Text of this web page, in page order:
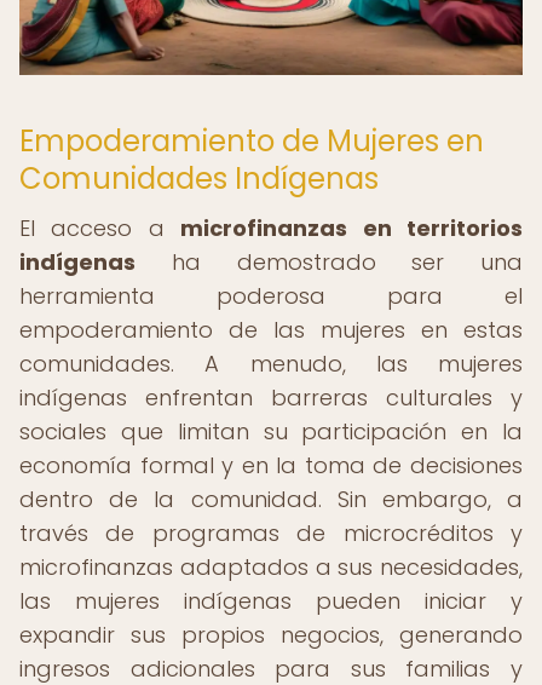
Empoderamiento de Mujeres en
Comunidades Indígenas
El acceso a microfinanzas en territorios
indígenas ha demostrado ser una
herramienta poderosa para el
empoderamiento de las mujeres en estas
comunidades. A menudo, las mujeres
indígenas enfrentan barreras culturales y
sociales que limitan su participación en la
economía formal y en la toma de decisiones
dentro de la comunidad. Sin embargo, a
través de programas de microcréditos y
microfinanzas adaptados a sus necesidades,
las mujeres indígenas pueden iniciar y
expandir sus propios negocios, generando
ingresos adicionales para sus familias y